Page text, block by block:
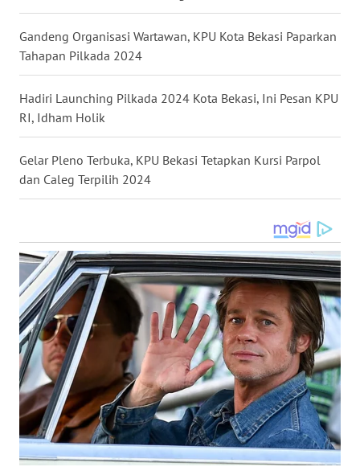
Gandeng Organisasi Wartawan, KPU Kota Bekasi Paparkan
Tahapan Pilkada 2024
Hadiri Launching Pilkada 2024 Kota Bekasi, Ini Pesan KPU
RI, Idham Holik
Gelar Pleno Terbuka, KPU Bekasi Tetapkan Kursi Parpol
dan Caleg Terpilih 2024
WN
MALUKU
WN
MALUT
WN
TOBA
WN
NIAS
WN
LANGKAT
WN
TAPANULI
SELATAN